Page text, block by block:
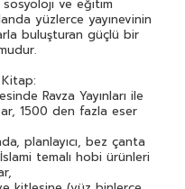
sosyoloji ve eğitim
yüzlerce yayınevinin
buluşturan güçlü bir
Kitap:
Ravza Yayınları ile
1500 den fazla eser
planlayıcı, bez çanta
temalı hobi ürünleri